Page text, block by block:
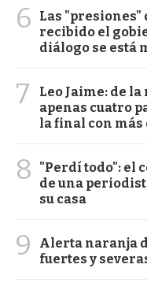
6
Las "presiones"
recibido el
diálogo se está
7
Leo Jaime: de
apenas cuatro
la final con más
8
"Perdí todo": el
de una
su casa
9
Alerta naranja
fuertes y